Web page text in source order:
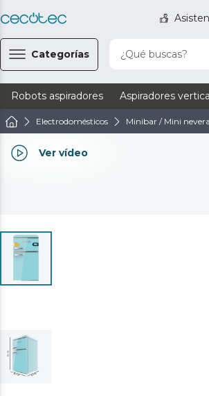
Categorías ¿Qué buscas?
Robots aspiradores Aspiradores
Electrodomésticos Minibar / Mini nevera
Ver vídeo